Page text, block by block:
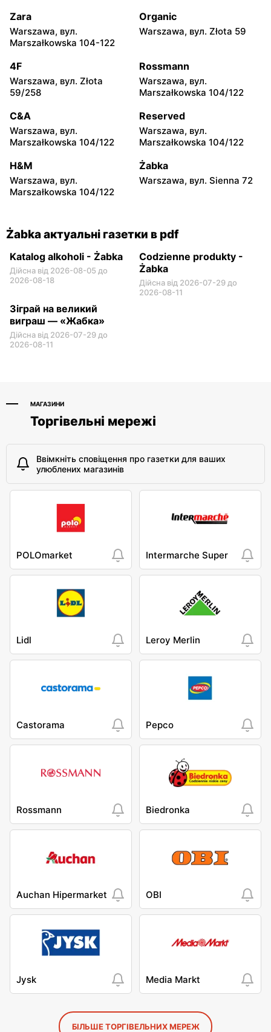
Grzybowska 2
Żabka
Chałubińskiego 8
Żabka
73
Żabka
Grzybowska 4
Żabka
41/43
Żabka Żabka
Żabka
Warszawa, вул. Prosta 2/14
Żabka
Zara
Warszawa, вул.
Marszałkowska 104-122
Organic
Warszawa, вул. Złota 59
4F
Warszawa, вул. Złota
59/258
Rossmann
Warszawa, вул.
Marszałkowska 104/122
C&A
Warszawa, вул.
Marszałkowska 104/122
Reserved
Warszawa, вул.
Marszałkowska 104/122
H&M
Warszawa, вул.
Marszałkowska 104/122
Żabka
Warszawa, вул. Sienna 72
Żabka актуальні газетки в pdf
Katalog alkoholi - Żabka
Дійсна від 2026-08-05 до
2026-08-18
Codzienne produkty -
Żabka
Дійсна від 2026-07-29 до
2026-08-11
Зіграй на великий
виграш — «Жабка»
Дійсна від 2026-07-29 до
2026-08-11
МАГАЗИНИ
Торгівельні мережі
Ввімкніть сповіщення про газетки для ваших
улюблених магазинів
POLOmarket Intermarche Super
Lidl Leroy Merlin
Castorama Pepco
Rossmann Biedronka
Auchan Hipermarket OBI
Jysk Media Markt
БІЛЬШЕ ТОРГІВЕЛЬНИХ МЕРЕЖ